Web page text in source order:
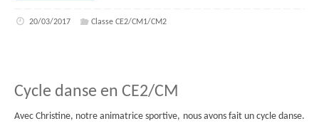
20/03/2017 Classe CE2/CM1/CM2
Cycle danse en CE2/CM
Avec Christine, notre animatrice sportive, nous avons fait un cycle danse.